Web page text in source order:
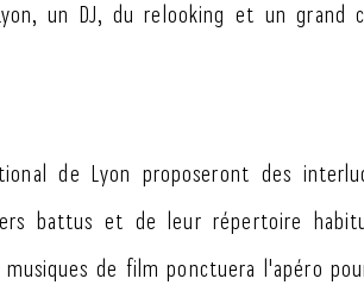
un DJ, du relooking et un grand
de Lyon proposeront des
battus et de leur répertoire
de film ponctuera l'apéro